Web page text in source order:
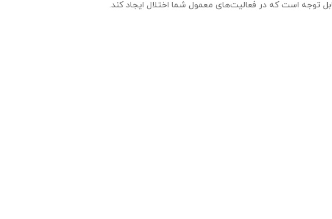
توجه است که در فعالیت‌های معمول شما اختلال ایجاد کند.